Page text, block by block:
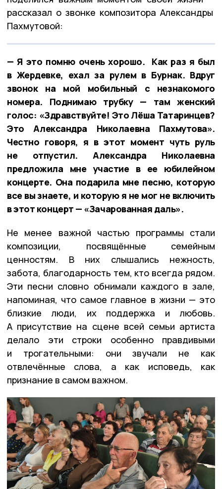
рассказал о звонке композитора Александры
Пахмутовой:
— Я это помню очень хорошо. Как раз я был
в Жердевке, ехал за рулем в Бурнак. Вдруг
звонок на мой мобильный с незнакомого
номера. Поднимаю трубку — там женский
голос: «Здравствуйте! Это Лёша Татаринцев?
Это Александра Николаевна Пахмутова».
Честно говоря, я в этот момент чуть руль
не отпустил. Александра Николаевна
предложила мне участие в ее юбилейном
концерте. Она подарила мне песню, которую
все вы знаете, и которую я не мог не включить
в этот концерт — «Зачарованная даль».
Не менее важной частью программы стали
композиции, посвящённые семейным
ценностям. В них слышались нежность,
забота, благодарность тем, кто всегда рядом.
Эти песни словно обнимали каждого в зале,
напоминая, что самое главное в жизни — это
близкие люди, их поддержка и любовь.
А присутствие на сцене всей семьи артиста
делало эти строки особенно правдивыми
и трогательными: они звучали не как
отвлечённые слова, а как исповедь, как
признание в самом важном.